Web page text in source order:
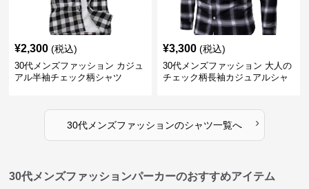
¥2,300 (税込)
30代メンズファッション カジュ
アル半袖チェック柄シャツ
¥3,300 (税込)
30代メンズファッション 大人の
チェック柄長袖カジュアルシャ
30代メンズファッションのシャツ一覧へ ›
30代メンズファッションパーカーのおすすめアイテム